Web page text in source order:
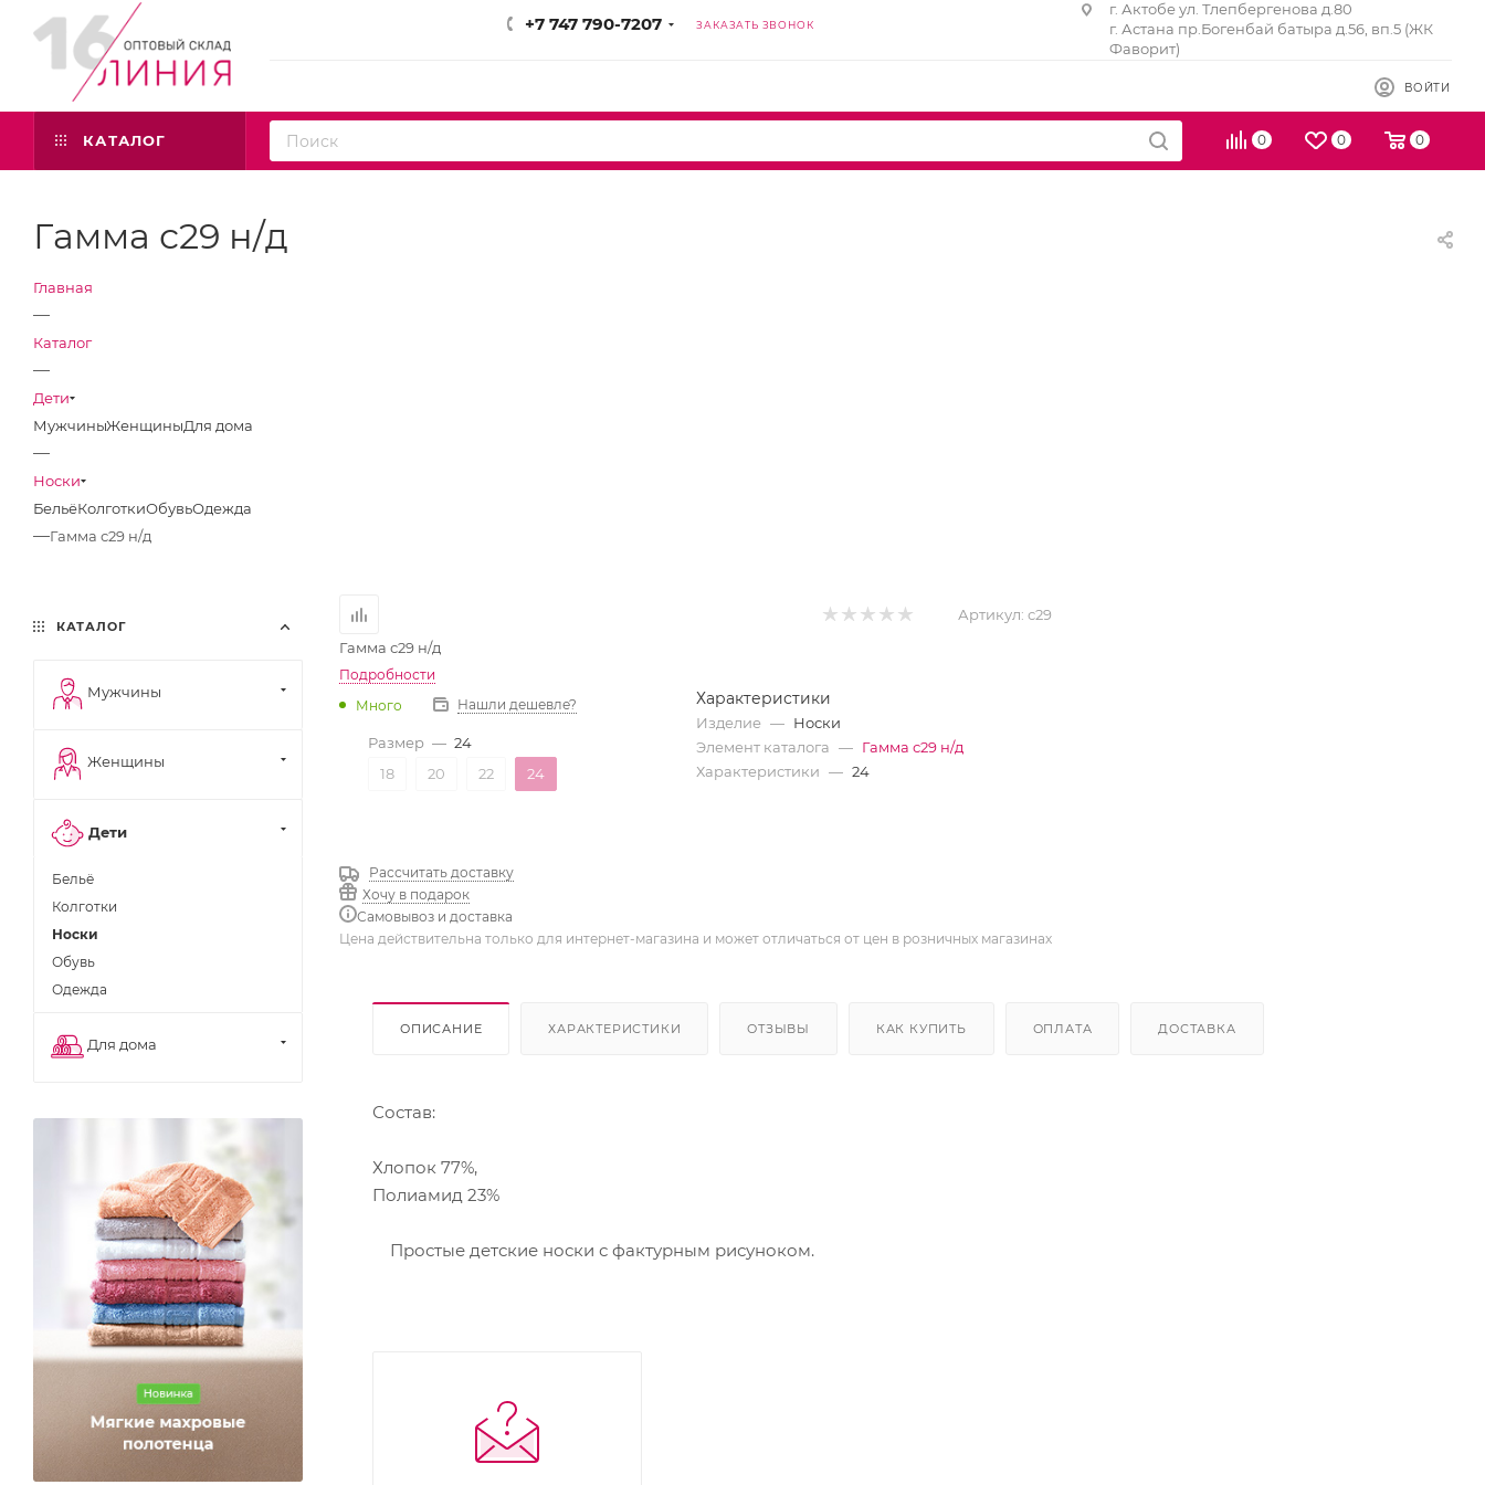
+7 747 790-7207 ЗАКАЗАТЬ ЗВОНОК
г. Актобе ул. Тлепбергенова д.80
г. Астана пр.Богенбай батыра д.56, вп.5 (ЖК
Фаворит)
ВОЙТИ
0 0 0
КАТАЛОГ
Гамма с29 н/д
Главная
—
Каталог
—
Дети
МужчиныЖенщиныДля дома
—
Носки
БельёКолготкиОбувьОдежда
—Гамма с29 н/д
Артикул: с29
Гамма с29 н/д
Подробности
Много
Нашли дешевле?
Размер — 24
18
20 22 24
Рассчитать доставку
Хочу в подарок
Самовывоз и доставка
Характеристики
Изделие — Носки
Элемент каталога — Гамма с29 н/д
Характеристики — 24
Цена действительна только для интернет-магазина и может отличаться от цен в розничных магазинах
ОПИСАНИЕ ХАРАКТЕРИСТИКИ ОТЗЫВЫ КАК КУПИТЬ ОПЛАТА ДОСТАВКА
Состав:
Хлопок 77%,
Полиамид 23%
Простые детские носки с фактурным рисуноком.
КАТАЛОГ
Мужчины
Женщины
Дети
Бельё
Колготки
Носки
Обувь
Одежда
Для дома